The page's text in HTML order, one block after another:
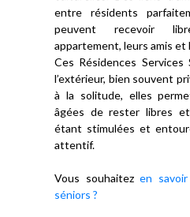
entre résidents
peuvent recevoir
appartement, leurs amis et
Ces Résidences
l’extérieur, bien souvent
à la solitude, elles
âgées de rester libres
étant stimulées et
attentif.
Vous souhaitezen
séniors ?